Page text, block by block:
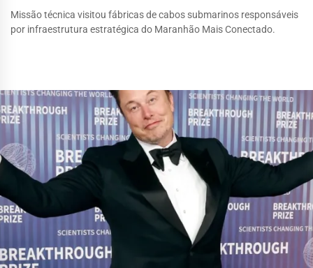
Missão técnica visitou fábricas de cabos submarinos responsáveis
por infraestrutura estratégica do Maranhão Mais Conectado.